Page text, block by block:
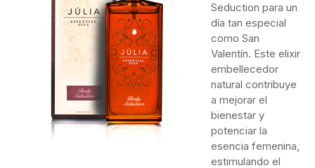
Seduction para un
día tan especial
como San
Valentín. Este elixir
embellecedor
natural contribuye
a mejorar el
bienestar y
potenciar la
esencia femenina,
estimulando el